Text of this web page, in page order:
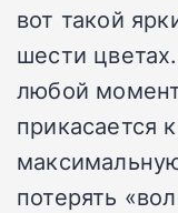
вот такой
шести
любой
прикасается
потерять